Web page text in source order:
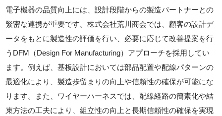
電子機器の品質向上には、設計段階からの製造パートナーとの
緊密な連携が重要です。株式会社荒川商会では、顧客の設計デ
ータをもとに製造性の評価を行い、必要に応じて改善提案を行
うDFM（Design For Manufacturing）アプローチを採用してい
ます。例えば、基板設計においては部品配置や配線パターンの
最適化により、製造歩留まりの向上や信頼性の確保が可能にな
ります。また、ワイヤーハーネスでは、配線経路の簡素化や結
束方法の工夫により、組立性の向上と長期信頼性の確保を実現